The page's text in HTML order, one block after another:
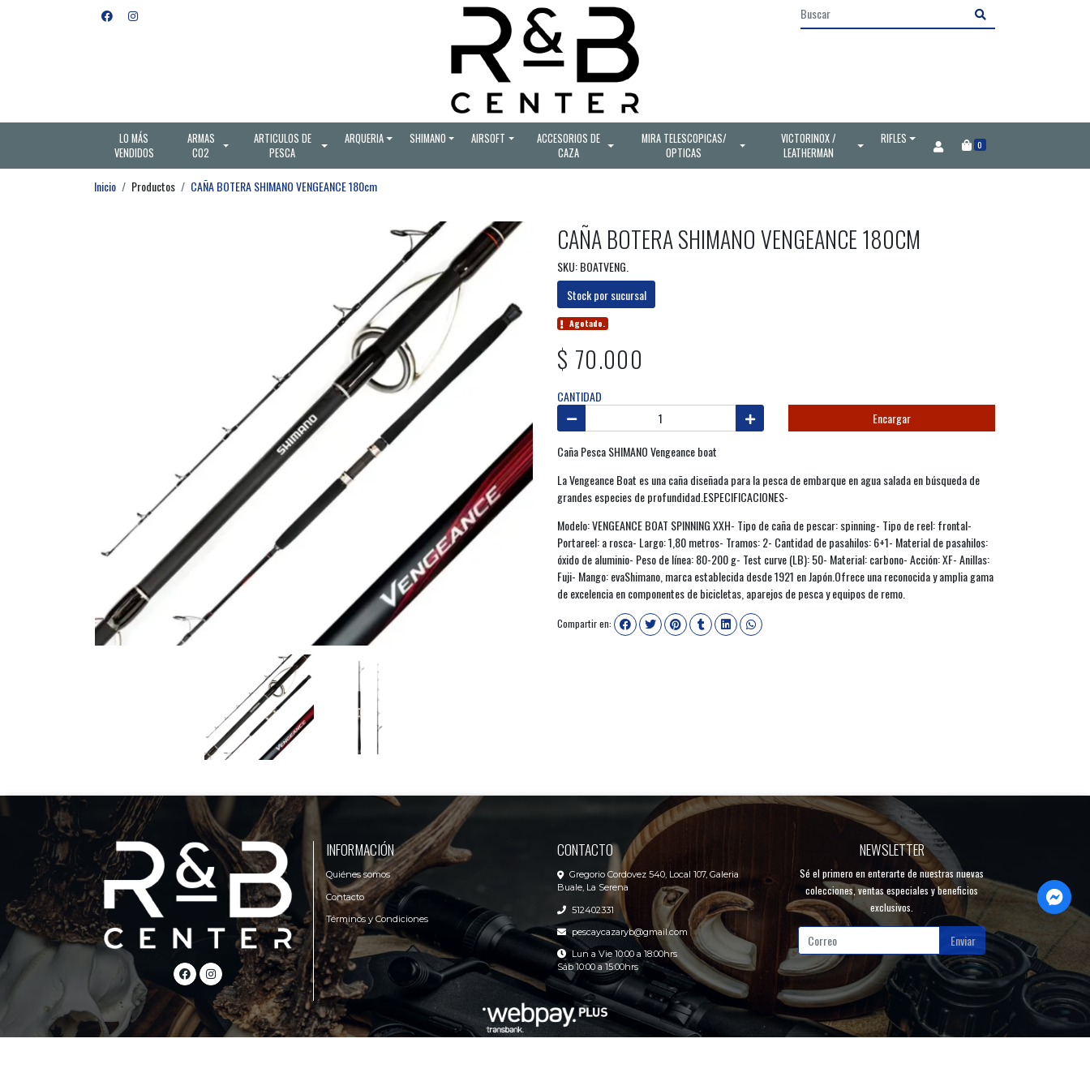
LO MÁS
VENDIDOS
ARMAS
CO2
ARTICULOS DE
PESCA
ARQUERIA SHIMANO AIRSOFT
ACCESORIOS DE
CAZA
MIRA TELESCOPICAS/
OPTICAS
VICTORINOX /
LEATHERMAN
RIFLES 0
Inicio Productos CAÑA BOTERA SHIMANO VENGEANCE 180cm
CAÑA BOTERA SHIMANO VENGEANCE 180CM
SKU: BOATVENG.
Stock por sucursal
Agotado.
$ 70.000
CANTIDAD
Encargar
Caña Pesca SHIMANO Vengeance boat
La Vengeance Boat es una caña diseñada para la pesca de embarque en agua salada en búsqueda de
grandes especies de profundidad.ESPECIFICACIONES-
Modelo: VENGEANCE BOAT SPINNING XXH- Tipo de caña de pescar: spinning- Tipo de reel: frontal-
Portareel: a rosca- Largo: 1,80 metros- Tramos: 2- Cantidad de pasahilos: 6+1- Material de pasahilos:
óxido de aluminio- Peso de línea: 80-200 g- Test curve (LB): 50- Material: carbono- Acción: XF- Anillas:
Fuji- Mango: evaShimano, marca establecida desde 1921 en Japón.Ofrece una reconocida y amplia gama
de excelencia en componentes de bicicletas, aparejos de pesca y equipos de remo.
Compartir en:
INFORMACIÓN
Quiénes somos
Contacto
Términos y Condiciones
CONTACTO
Gregorio Cordovez 540, Local 107, Galeria
Buale, La Serena
512402331
pescaycazaryb@gmail.com
Lun a Vie 10:00 a 18:00hrs
Sáb 10:00 a 15:00hrs
NEWSLETTER
Sé el primero en enterarte de nuestras nuevas
colecciones, ventas especiales y beneficios
exclusivos.
Enviar